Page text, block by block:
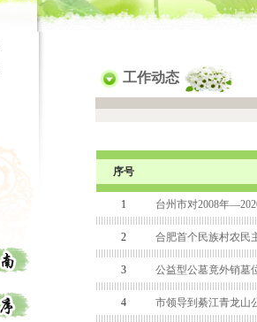
工作动态
序号
1 台州市对2008年
2 合肥首个民族村农民
3 公益型公墓竟外销墓
4 市领导到綦江青龙山